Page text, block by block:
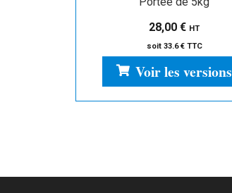
28,00 € HT
soit 33.6 € TTC
Voir les versions